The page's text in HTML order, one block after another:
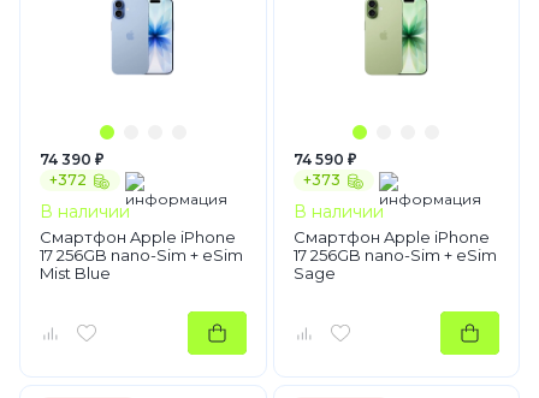
74 390 ₽
+372
В наличии
Смартфон Apple iPhone
17 256GB nano-Sim + eSim
Mist Blue
74 590 ₽
+373
В наличии
Смартфон Apple iPhone
17 256GB nano-Sim + eSim
Sage